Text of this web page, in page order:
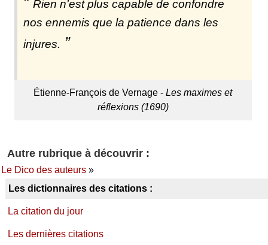
Rien n'est plus capable de confondre
nos ennemis que la patience dans les
injures.
Étienne-François de Vernage -Les maximes et
réflexions (1690)
Autre rubrique à découvrir :
Le Dico des auteurs»
Les dictionnaires des citations :
La citation du jour
Les dernières citations